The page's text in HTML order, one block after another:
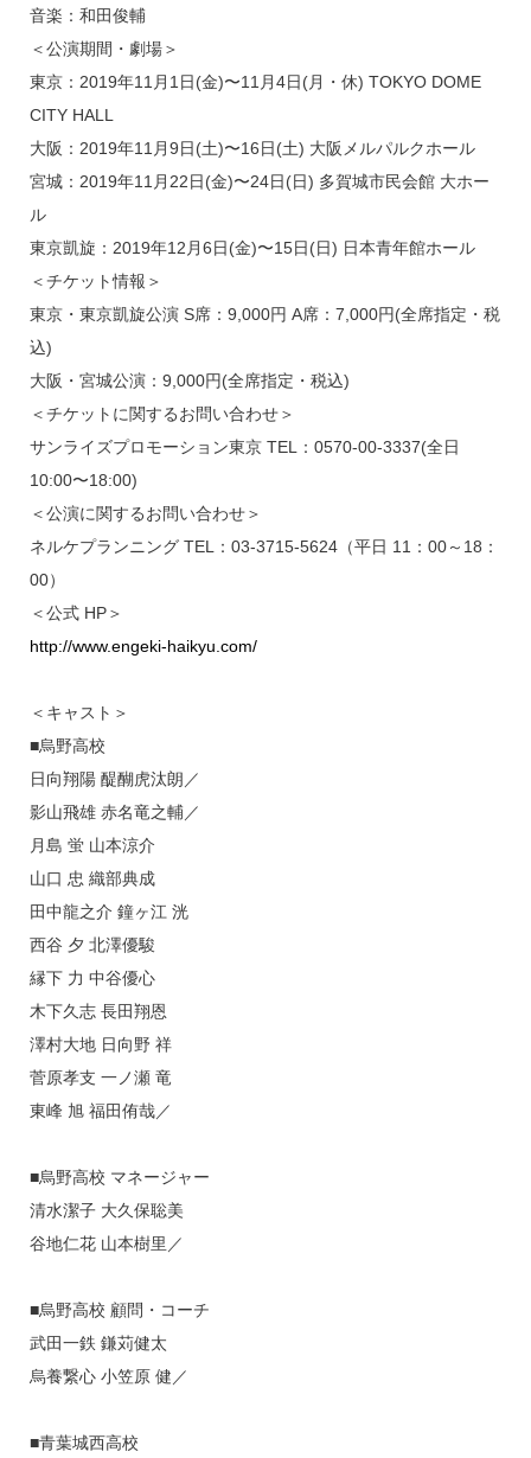
音楽：和田俊輔
＜公演期間・劇場＞
東京：2019年11月1日(金)〜11月4日(月・休) TOKYO DOME
CITY HALL
大阪：2019年11月9日(土)〜16日(土) 大阪メルパルクホール
宮城：2019年11月22日(金)〜24日(日) 多賀城市民会館 大ホー
ル
東京凱旋：2019年12月6日(金)〜15日(日) 日本青年館ホール
＜チケット情報＞
東京・東京凱旋公演 S席：9,000円 A席：7,000円(全席指定・税
込)
大阪・宮城公演：9,000円(全席指定・税込)
＜チケットに関するお問い合わせ＞
サンライズプロモーション東京 TEL：0570-00-3337(全日
10:00〜18:00)
＜公演に関するお問い合わせ＞
ネルケプランニング TEL：03-3715-5624（平日 11：00～18：
00）
＜公式 HP＞
http://www.engeki-haikyu.com/
＜キャスト＞
■烏野高校
日向翔陽 醍醐虎汰朗／
影山飛雄 赤名竜之輔／
月島 蛍 山本涼介
山口 忠 織部典成
田中龍之介 鐘ヶ江 洸
西谷 夕 北澤優駿
縁下 力 中谷優心
木下久志 長田翔恩
澤村大地 日向野 祥
菅原孝支 一ノ瀬 竜
東峰 旭 福田侑哉／
■烏野高校 マネージャー
清水潔子 大久保聡美
谷地仁花 山本樹里／
■烏野高校 顧問・コーチ
武田一鉄 鎌苅健太
烏養繋心 小笠原 健／
■青葉城西高校